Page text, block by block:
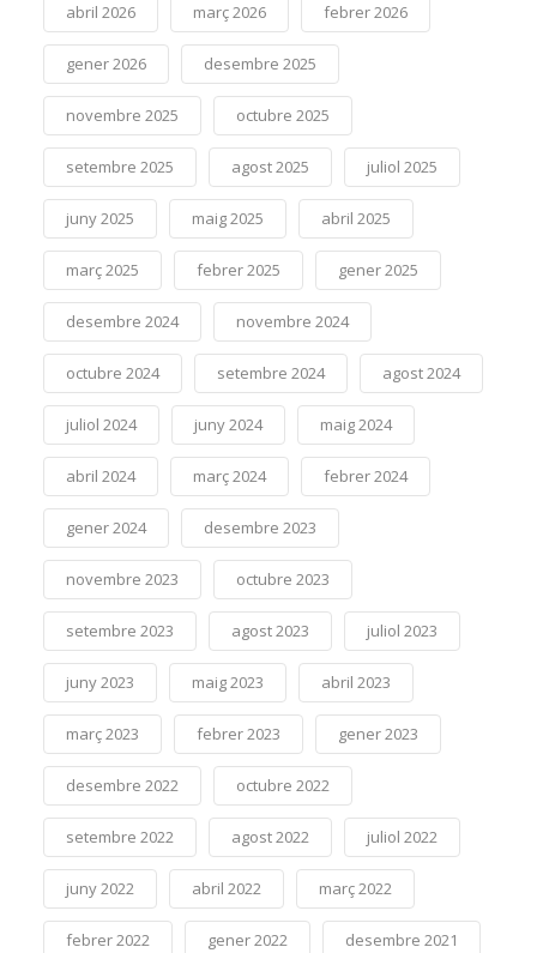
abril 2026 març 2026 febrer 2026
gener 2026 desembre 2025
novembre 2025 octubre 2025
setembre 2025 agost 2025 juliol 2025
juny 2025 maig 2025 abril 2025
març 2025 febrer 2025 gener 2025
desembre 2024 novembre 2024
octubre 2024 setembre 2024 agost 2024
juliol 2024 juny 2024 maig 2024
abril 2024 març 2024 febrer 2024
gener 2024 desembre 2023
novembre 2023 octubre 2023
setembre 2023 agost 2023 juliol 2023
juny 2023 maig 2023 abril 2023
març 2023 febrer 2023 gener 2023
desembre 2022 octubre 2022
setembre 2022 agost 2022 juliol 2022
juny 2022 abril 2022 març 2022
febrer 2022 gener 2022 desembre 2021